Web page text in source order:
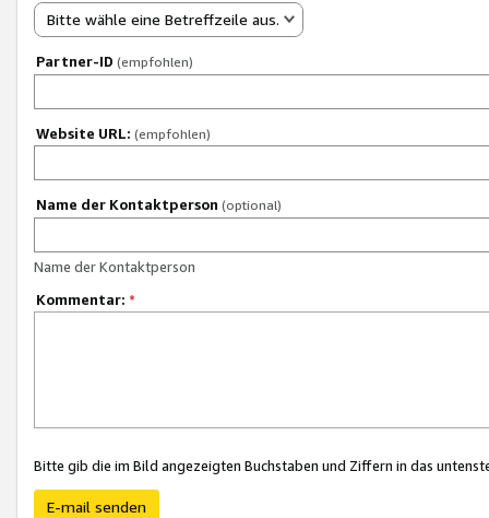
Bitte wähle eine Betreffzeile aus.
Partner-ID (empfohlen)
Website URL: (empfohlen)
Name der Kontaktperson (optional)
Name der Kontaktperson
Kommentar: *
Bitte gib die im Bild angezeigten Buchstaben und Ziffern in das
E-mail senden